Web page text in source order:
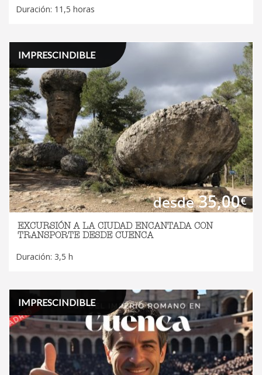
Duración: 11,5 horas
desde35,00€
IMPRESCINDIBLE
EXCURSIÓN A LA CIUDAD ENCANTADA CON
TRANSPORTE DESDE CUENCA
Duración: 3,5 h
IMPRESCINDIBLE